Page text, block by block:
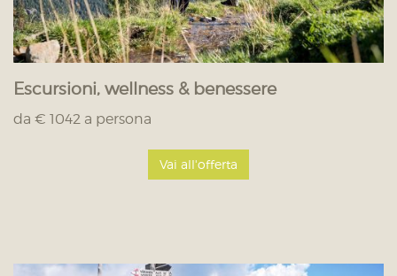
Escursioni, wellness & benessere
da € 1042 a persona
Vai all'offerta